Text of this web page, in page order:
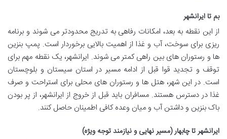
بم تا ایرانشهر
از این نقطه به بعد، امکانات رفاهی به تدریج محدودتر می شوند و برنامه
ریزی برای سوخت، آب و غذا از اهمیت بالایی برخوردار است. پمپ بنزین
ها و رستوران های بین راهی کمتر می شوند. ایرانشهر، یک نقطه مهم برای
توقف و تجدید قوا قبل از ادامه مسیر در استان سیستان و بلوچستان
است. در این شهر، هتل ها و رستوران های محلی برای استراحت و صرف
غذا در دسترس هستند. مسافران باید قبل از خروج از ایرانشهر، از پر بودن
باک بنزین و داشتن آب و میان وعده کافی اطمینان حاصل کنند.
ایرانشهر تا چابهار (مسیر نهایی و نیازمند توجه ویژه)